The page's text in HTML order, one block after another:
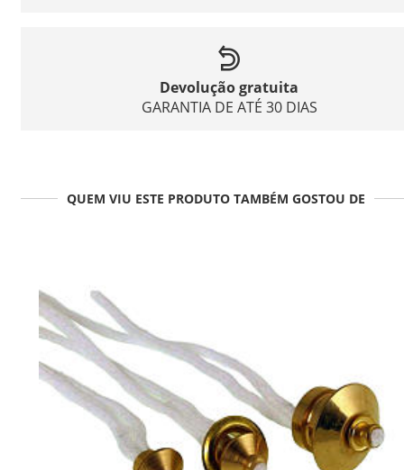
Devolução gratuita
GARANTIA DE ATÉ 30 DIAS
QUEM VIU ESTE PRODUTO TAMBÉM GOSTOU DE